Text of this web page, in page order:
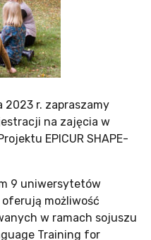
2023 r. zapraszamy
na zajęcia w
EPICUR SHAPE-
9 uniwersytetów
możliwość
w ramach sojuszu
Training for